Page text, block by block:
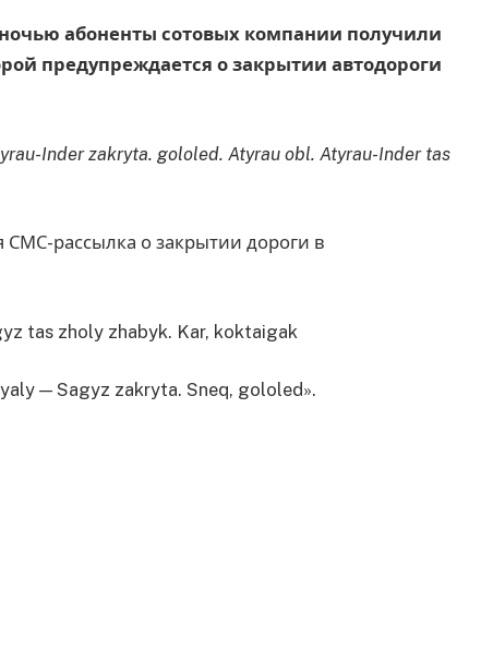
абоненты сотовых компании получили
предупреждается о закрытии автодороги
Inder zakryta. gololed. Atyrau obl. Atyrau-Inder tas
рассылка о закрытии дороги в
tas zholy zhabyk. Kar, koktaigak
— Sagyz zakryta. Sneq, gololed».